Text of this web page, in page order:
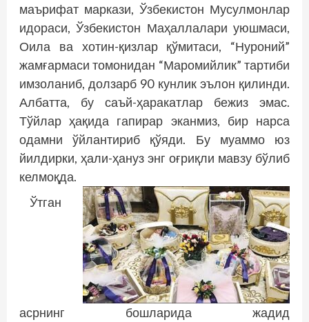
маърифат маркази, Ўзбекистон Мусулмонлар
идораси, Ўзбекистон Маҳаллалари уюшмаси,
Оила ва хотин-қизлар қўмитаси, “Нуроний”
жамғармаси томонидан “Маромийлик” тартиби
имзоланиб, долзарб 90 кунлик эълон қилинди.
Албатта, бу саъй-ҳаракатлар бежиз эмас.
Тўйлар ҳақида гапирар эканмиз, бир нарса
одамни ўйлантириб қўяди. Бу муаммо юз
йилдирки, ҳали-ҳануз энг оғриқли мавзу бўлиб
келмоқда.
Ўтган
асрнинг бошларида жадид